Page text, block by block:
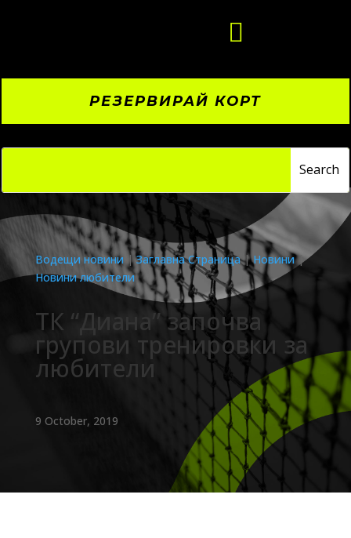

РЕЗЕРВИРАЙ КОРТ
Водещи новини|Заглавна Страница|Новини|
Новини любители
ТК “Диана” започва
групови тренировки за
любители
9 October, 2019